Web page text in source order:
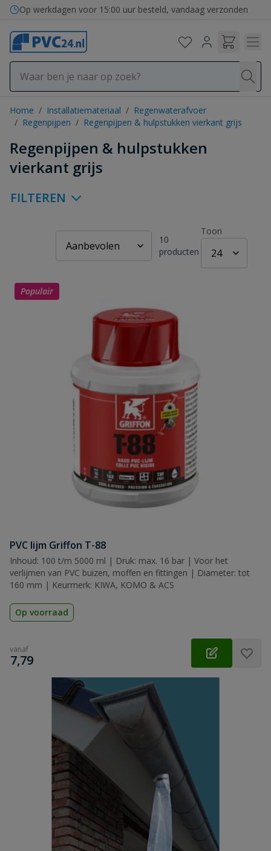
Ga naar de inhoud
Bezorging in binnen- en buitenland
Home / Installatiemateriaal / Regenwaterafvoer
/ Regenpijpen / Regenpijpen & hulpstukken vierkant grijs
Regenpijpen & hulpstukken
vierkant grijs
FILTEREN
10
producten
Toon
Populair
PVC lijm Griffon T-88
Inhoud: 100 t/m 5000 ml | Druk: max. 16 bar | Voor het
verlijmen van PVC buizen, moffen en fittingen | Diameter: tot
160 mm | Keurmerk: KIWA, KOMO & ACS
Op voorraad
vanaf
€
7,79